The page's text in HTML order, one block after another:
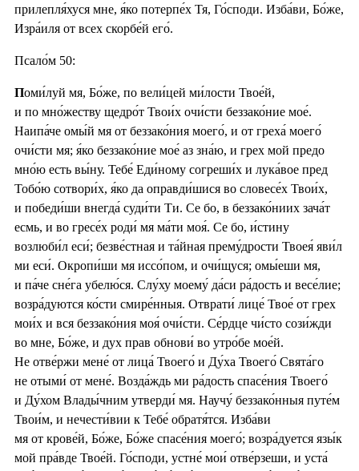
прилепля́хуся мне, я́ко потерпе́х Тя, Го́споди. Изба́ви, Бо́же,
Изра́иля от всех скорбе́й его́.
Псало́м 50:
Поми́луй мя, Бо́же, по вели́цей ми́лости Твое́й,
и по мно́жеству щедро́т Твои́х очи́сти беззако́ние мое́.
Наипа́че омы́й мя от беззако́ния моего́, и от греха́ моего́
очи́сти мя; я́ко беззако́ние мое́ аз зна́ю, и грех мой предо
мно́ю есть вы́ну. Тебе́ Еди́ному согреши́х и лука́вое пред
Тобо́ю сотвори́х, я́ко да оправди́шися во словесе́х Твои́х,
и победи́ши внегда́ суди́ти Ти. Се бо, в беззако́ниих зача́т
есмь, и во гресе́х роди́ мя ма́ти моя́. Се бо, и́стину
возлюби́л еси́; безве́стная и та́йная прему́дрости Твоея́ яви́л
ми еси́. Окропи́ши мя иссо́пом, и очи́щуся; омы́еши мя,
и па́че сне́га убелю́ся. Слу́ху моему́ да́си ра́дость и весе́лие;
возра́дуются ко́сти смире́нныя. Отврати́ лице́ Твое́ от грех
мои́х и вся беззако́ния моя́ очи́сти. Се́рдце чи́сто сози́жди
во мне, Бо́же, и дух прав обнови́ во утро́бе мое́й.
Не отве́ржи мене́ от лица́ Твоего́ и Ду́ха Твоего́ Свята́го
не отыми́ от мене́. Возда́ждь ми ра́дость спасе́ния Твоего́
и Ду́хом Влады́чним утверди́ мя. Научу́ беззако́нныя путе́м
Твои́м, и нечести́вии к Тебе́ обратя́тся. Изба́ви
мя от крове́й, Бо́же, Бо́же спасе́ния моего́; возра́дуется язы́к
мой пра́вде Твое́й. Го́споди, устне́ мои́ отве́рзеши, и уста́